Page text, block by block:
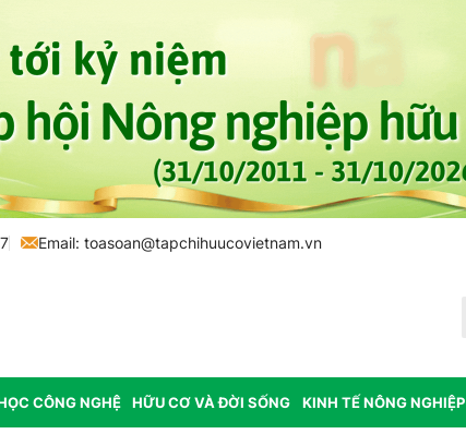
Email: toasoan@tapchihuucovietnam.vn
CÔNG NGHỆ HỮU CƠ VÀ ĐỜI SỐNG KINH TẾ NÔNG NGHIỆP